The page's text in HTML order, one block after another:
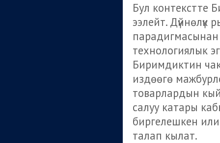
Бул контекстте
ээлейт.
парадигмасынан
технологиялык
Биримдиктин
издөөгө
товарлардын
салуу катары
биргелешкен
талап кылат.